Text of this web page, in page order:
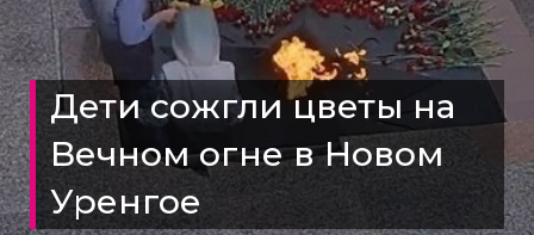
Дети сожгли цветы на
Вечном огне в Новом
Уренгое